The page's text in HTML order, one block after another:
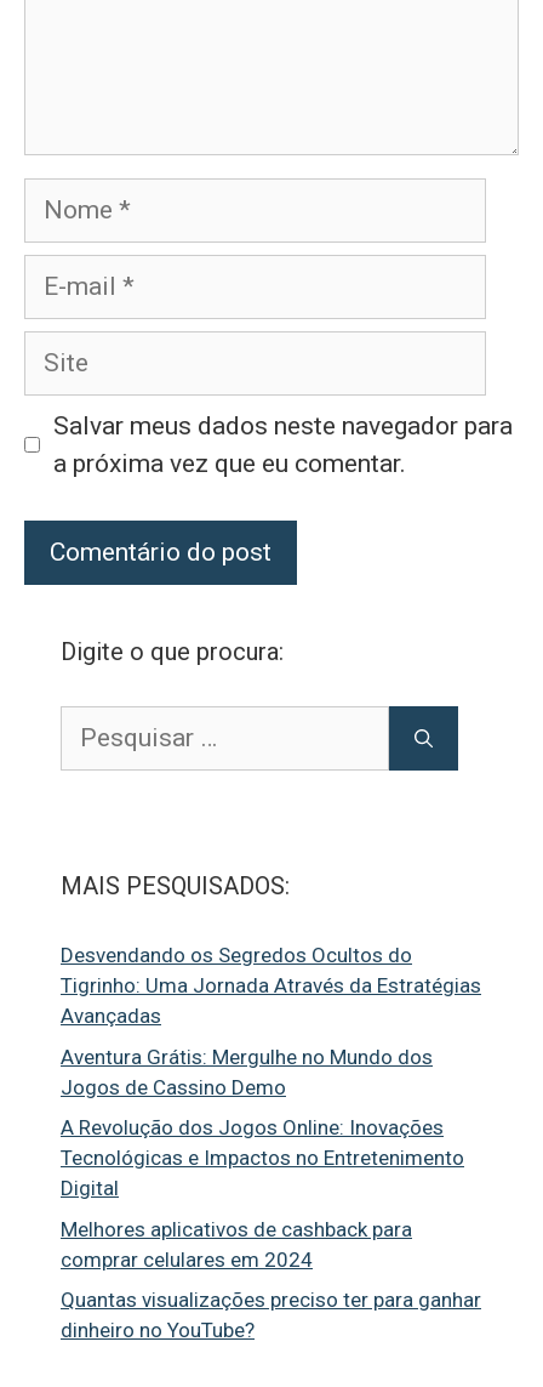
Nome
Site
Salvar meus dados neste navegador para
a próxima vez que eu comentar.
Digite o que procura:
por:
MAIS PESQUISADOS:
Desvendando os Segredos Ocultos do
Tigrinho: Uma Jornada Através da Estratégias
Avançadas
Aventura Grátis: Mergulhe no Mundo dos
Jogos de Cassino Demo
A Revolução dos Jogos Online: Inovações
Tecnológicas e Impactos no Entretenimento
Digital
Melhores aplicativos de cashback para
comprar celulares em 2024
Quantas visualizações preciso ter para ganhar
dinheiro no YouTube?